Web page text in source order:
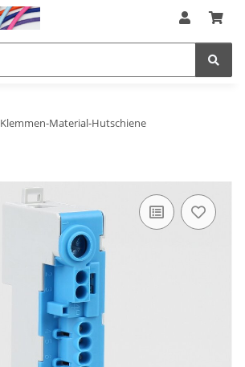
Klemmen-Material-Hutschiene